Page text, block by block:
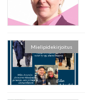
Mielipidekirjoitus